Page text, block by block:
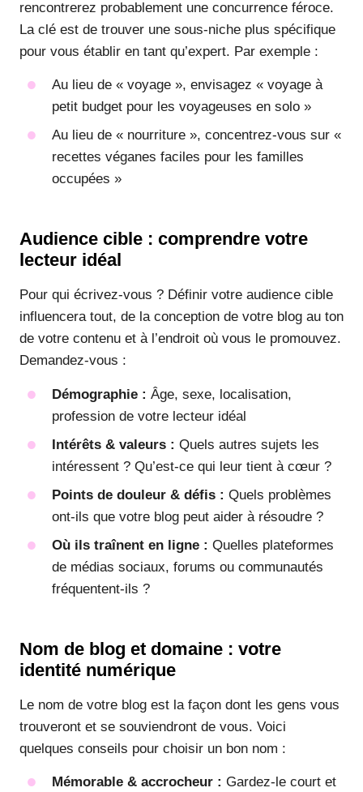
rencontrerez probablement une concurrence féroce.
La clé est de trouver une sous-niche plus spécifique
pour vous établir en tant qu’expert. Par exemple :
Au lieu de « voyage », envisagez « voyage à
petit budget pour les voyageuses en solo »
Au lieu de « nourriture », concentrez-vous sur «
recettes véganes faciles pour les familles
occupées »
Audience cible : comprendre votre
lecteur idéal
Pour qui écrivez-vous ? Définir votre audience cible
influencera tout, de la conception de votre blog au ton
de votre contenu et à l’endroit où vous le promouvez.
Demandez-vous :
Démographie : Âge, sexe, localisation,
profession de votre lecteur idéal
Intérêts & valeurs : Quels autres sujets les
intéressent ? Qu’est-ce qui leur tient à cœur ?
Points de douleur & défis : Quels problèmes
ont-ils que votre blog peut aider à résoudre ?
Où ils traînent en ligne : Quelles plateformes
de médias sociaux, forums ou communautés
fréquentent-ils ?
Nom de blog et domaine : votre
identité numérique
Le nom de votre blog est la façon dont les gens vous
trouveront et se souviendront de vous. Voici
quelques conseils pour choisir un bon nom :
Mémorable & accrocheur : Gardez-le court et